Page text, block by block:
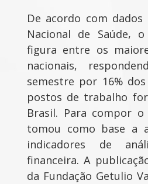
De acordo com dados
Nacional de Saúde,
figura entre os
nacionais,
semestre por 16%
postos de trabalho
Brasil. Para compor
tomou como base a
indicadores de
financeira. A
da Fundação Getulio